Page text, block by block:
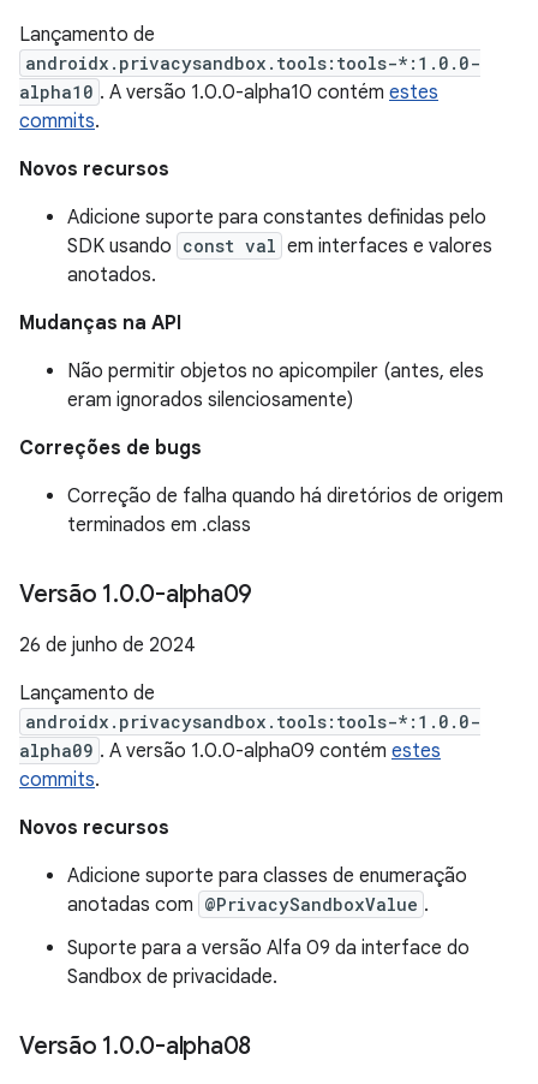
Lançamento de
androidx.privacysandbox.tools:tools-*:1.0.0-
alpha10 . A versão 1.0.0-alpha10 contém estes
commits.
Novos recursos
Adicione suporte para constantes definidas pelo
SDK usando const val em interfaces e valores
anotados.
Mudanças na API
Não permitir objetos no apicompiler (antes, eles
eram ignorados silenciosamente)
Correções de bugs
Correção de falha quando há diretórios de origem
terminados em .class
Versão 1.0.0-alpha09
26 de junho de 2024
Lançamento de
androidx.privacysandbox.tools:tools-*:1.0.0-
alpha09 . A versão 1.0.0-alpha09 contém estes
commits.
Novos recursos
Adicione suporte para classes de enumeração
anotadas com @PrivacySandboxValue .
Suporte para a versão Alfa 09 da interface do
Sandbox de privacidade.
Versão 1.0.0-alpha08